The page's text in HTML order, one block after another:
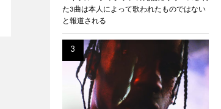
た3曲は本人によって歌われたものではない
と報道される